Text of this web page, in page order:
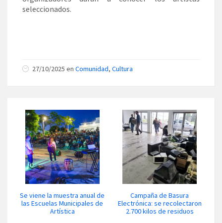
seleccionados.
27/10/2025 en Comunidad, Cultura
Se viene la muestra anual de
las Escuelas Municipales de
Artística
Campaña de Basura
Electrónica: se recolectaron
2.700 kilos de residuos